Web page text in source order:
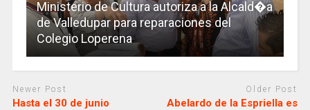
Ministerio de Cultura autoriza a la Alcald�a
de Valledupar para reparaciones del
Colegio Loperena
Newer Post
Hasta el 30 de junio
Older Post
Abelardo de la Espriella es